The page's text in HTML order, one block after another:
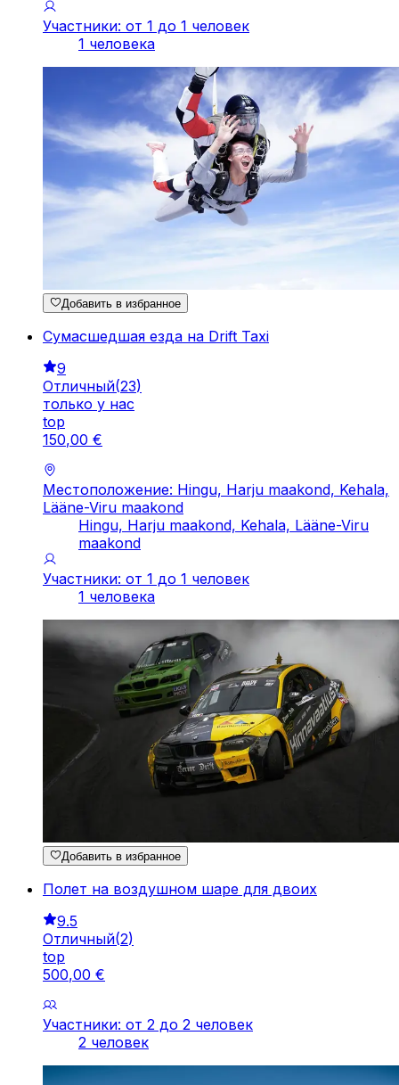
Участники: от 1 до 1 человек
1 человека
Добавить в избранное
Сумасшедшая езда на Drift Taxi
9
Отличный(23)
только у нас
top
150,00 €
Местоположение: Hingu, Harju maakond, Kehala,
Lääne-Viru maakond
Hingu, Harju maakond, Kehala, Lääne-Viru
maakond
Участники: от 1 до 1 человек
1 человека
Добавить в избранное
Полет на воздушном шаре для двоих
9.5
Отличный(2)
top
500,00 €
Участники: от 2 до 2 человек
2 человек